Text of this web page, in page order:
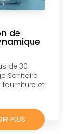
de
de 30
Sanitaire
fourniture et
PLUS